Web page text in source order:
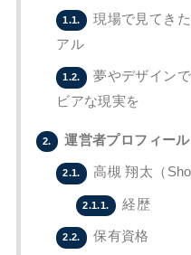
1.1.
現場で見てき
アル
1.2.
夢やデザイン
ビアな現実を
2. 運営者プロフィール
2.1. 高槻 翔太（
2.1.1. 経歴
2.2. 保有資格